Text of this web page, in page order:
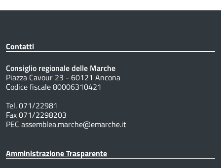
Contatti
Consiglio regionale delle Marche
Piazza Cavour 23 - 60121 Ancona
Codice fiscale 80006310421
Tel. 071/22981
Fax 071/2298203
PEC assemblea.marche@emarche.it
Amministrazione Trasparente